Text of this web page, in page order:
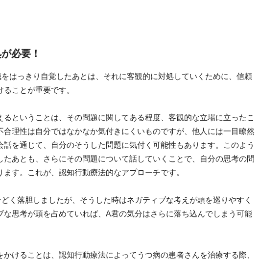
必要！
はっきり自覚したあとは、それに客観的に対処していくために、信頼
ことが重要です。
るということは、その問題に関してある程度、客観的な立場に立ったこ
合理性は自分ではなかなか気付きにくいものですが、他人には一目瞭然
を通じて、自分のそうした問題に気付く可能性もあります。このよう
たあとも、さらにその問題について話していくことで、自分の思考の問
す。これが、認知行動療法的なアプローチです。
く落胆しましたが、そうした時はネガティブな考えが頭を巡りやすく
な思考が頭を占めていれば、A君の気分はさらに落ち込んでしまう可能
けることは、認知行動療法によってうつ病の患者さんを治療する際、